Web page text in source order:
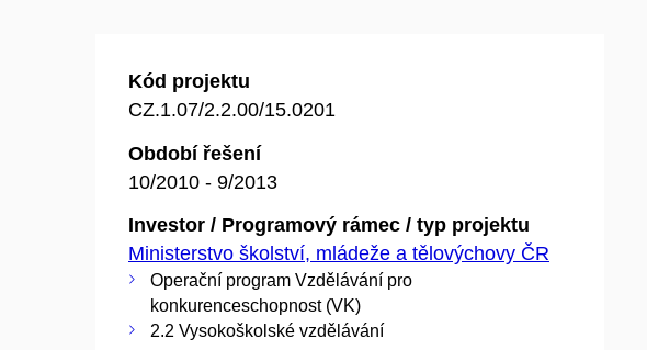
Kód projektu
CZ.1.07/2.2.00/15.0201
Období řešení
10/2010 - 9/2013
Investor / Programový rámec / typ projektu
Ministerstvo školství, mládeže a tělovýchovy ČR
Operační program Vzdělávání pro
konkurenceschopnost (VK)
2.2 Vysokoškolské vzdělávání